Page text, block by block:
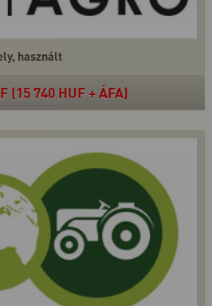
használt
(15 740 HUF + ÁFA)